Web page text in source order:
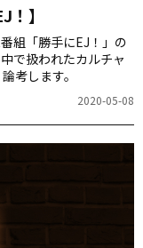
】
組「勝手にEJ！」の
で扱われたカルチャ
考します。
2020-05-08